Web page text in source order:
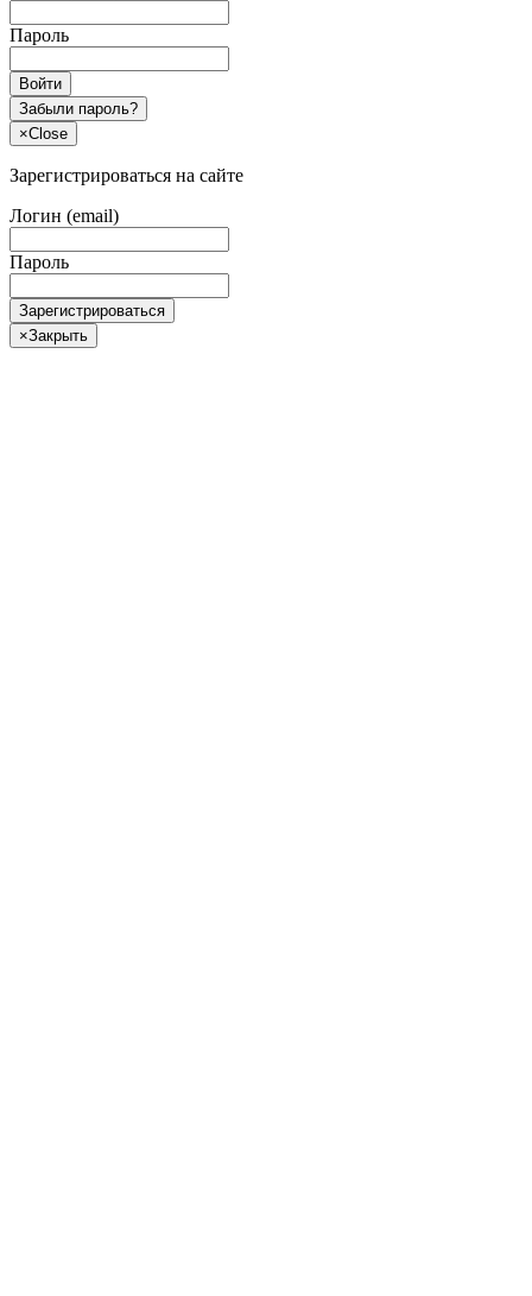
Пароль
Войти
Забыли пароль?
×Close
Зарегистрироваться на сайте
Логин (email)
Пароль
Зарегистрироваться
×Закрыть